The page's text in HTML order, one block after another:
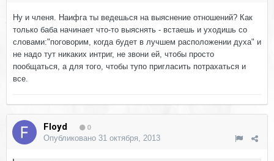
Ну и членя. Наифга ты ведешься на выяснение отношений? Как
только баба начинает что-то выяснять - встаешь и уходишь со
словами:"поговорим, когда будет в лучшем расположении духа" и
не надо тут никаких интриг, не звони ей, чтобы просто
пообщаться, а для того, чтобы тупо пригласить потрахаться и
все.
Floyd 0
Опубликовано 31 октября, 2013